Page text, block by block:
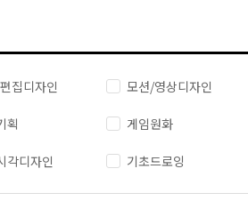
집디자인 모션/영상디자인
획 게임원화
각디자인 기초드로잉